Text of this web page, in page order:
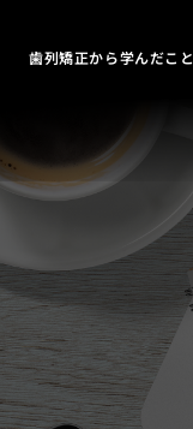
歯列矯正から学んだこと